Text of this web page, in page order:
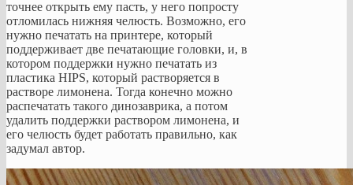
точнее открыть ему пасть, у него попросту
отломилась нижняя челюсть. Возможно, его
нужно печатать на принтере, который
поддерживает две печатающие головки, и, в
котором поддержки нужно печатать из
пластика HIPS, который растворяется в
растворе лимонена. Тогда конечно можно
распечатать такого динозаврика, а потом
удалить поддержки раствором лимонена, и
его челюсть будет работать правильно, как
задумал автор.